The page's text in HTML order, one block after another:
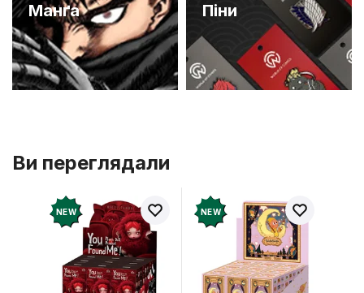
Манґа Піни
Ви переглядали
NEW NEW